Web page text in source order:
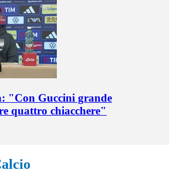
"Con Guccini grande
quattro chiacchere"